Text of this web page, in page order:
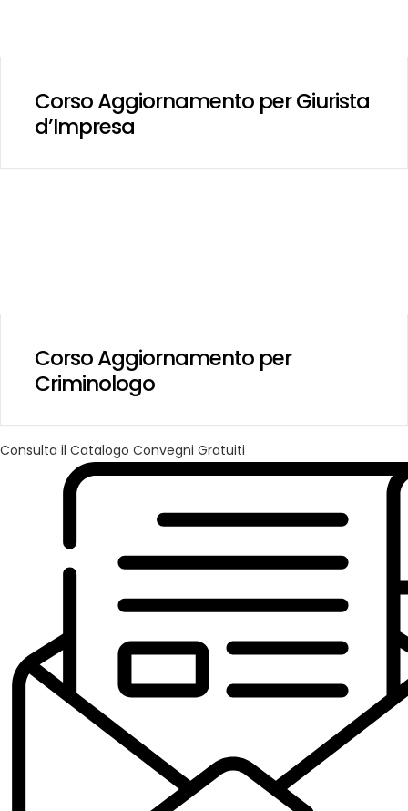
Corso Aggiornamento per Giurista
d’Impresa
Corso Aggiornamento per
Criminologo
Consulta il Catalogo Convegni Gratuiti